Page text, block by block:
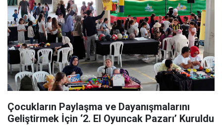
Çocukların Paylaşma ve Dayanışmalarını
Geliştirmek İçin ‘2. El Oyuncak Pazarı’ Kuruldu